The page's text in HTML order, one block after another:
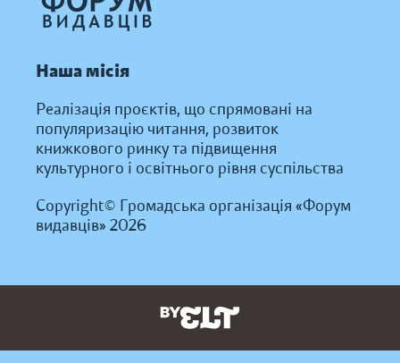
Наша місія
Реалізація проєктів, що спрямовані на
популяризацію читання, розвиток
книжкового ринку та підвищення
культурного і освітнього рівня суспільства
Copyright© Громадська організація «Форум
видавців» 2026